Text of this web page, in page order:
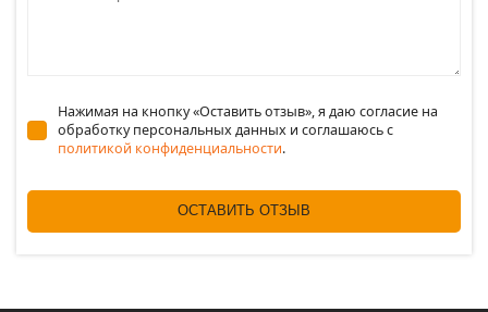
Нажимая на кнопку «Оставить отзыв», я даю согласие на
обработку персональных данных и соглашаюсь c
политикой конфиденциальности.
ОСТАВИТЬ ОТЗЫВ